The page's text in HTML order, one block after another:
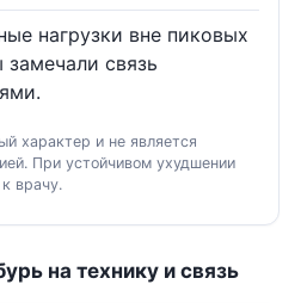
нагрузки вне пиковых
замечали связь
характер и не является
При устойчивом ухудшении
врачу.
на технику и связь